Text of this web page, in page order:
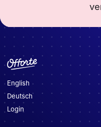
English
Deutsch
Login